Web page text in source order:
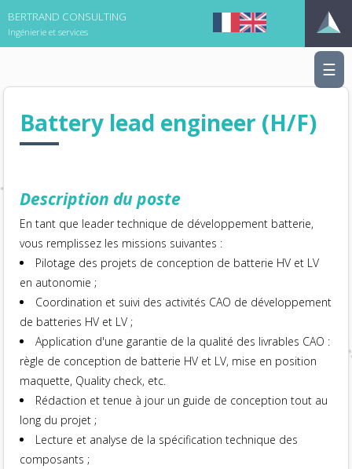
BERTRAND CONSULTING
Ingénierie et services
☰
Battery lead engineer (H/F)
Description du poste
En tant que leader technique de développement batterie,
vous remplissez les missions suivantes :
Pilotage des projets de conception de batterie HV et LV
en autonomie ;
Coordination et suivi des activités CAO de développement
de batteries HV et LV ;
Application d'une garantie de la qualité des livrables CAO :
règle de conception de batterie HV et LV, mise en position
maquette, Quality check, etc.
Rédaction et tenue à jour un guide de conception tout au
long du projet ;
Lecture et analyse de la spécification technique des
composants ;